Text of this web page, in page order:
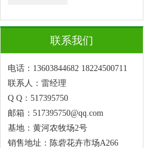
联系我们
电话：13603844682 18224500711
联系人：雷经理
Q Q：517395750
邮箱：517395750@qq.com
基地：黄河农牧场2号
销售地址：陈砦花卉市场A266